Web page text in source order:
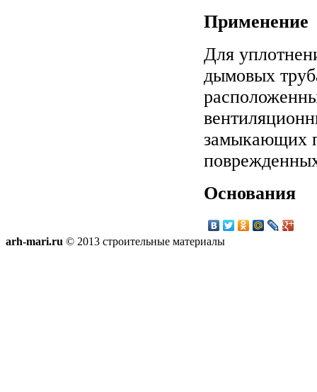
Применение
Для
дымовых
замыкающих
Основания
arh-mari.ru © 2013 строительные материалы